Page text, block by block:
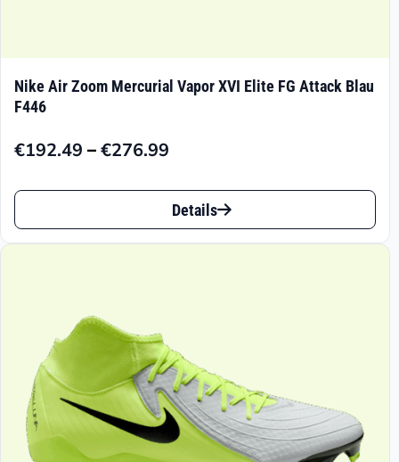
Nike Air Zoom Mercurial Vapor XVI Elite FG Attack Blau
F446
€192.49 –€276.99
Preisspanne:
€192.49
€276.99
Dieses
Produkt
Varianten
Die
Optionen
können
Details